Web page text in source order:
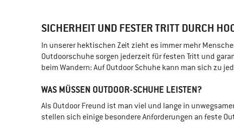
SICHERHEIT UND FESTER TRITT DURCH
In unserer hektischen Zeit zieht es immer mehr
Outdoorschuhe sorgen jederzeit für festen Tritt und
beim Wandern: Auf Outdoor Schuhe kann man sich zu
WAS MÜSSEN OUTDOOR-SCHUHE LEISTEN?
Als Outdoor Freund ist man viel und lange in
stellen sich einige besondere Anforderungen an feste